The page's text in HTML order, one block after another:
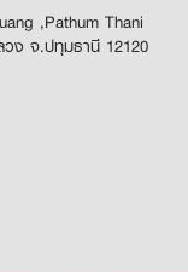
,Pathum Thani
ง จ.ปทุมธานี 12120